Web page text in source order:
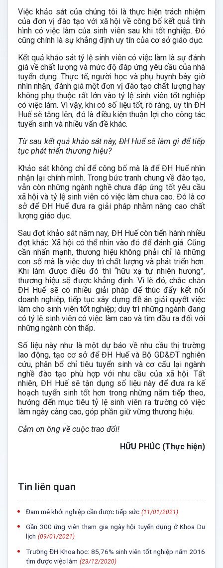
Việc khảo sát của chúng tôi là thực hiện trách nhiệm
của đơn vị đào tạo với xã hội về công bố kết quả tình
hình có việc làm của sinh viên sau khi tốt nghiệp. Đó
cũng chính là sự khẳng định uy tín của cơ sở giáo dục.
Kết quả khảo sát tỷ lệ sinh viên có việc làm là sự đánh
giá về chất lượng và mức độ đáp ứng yêu cầu của nhà
tuyển dụng. Thực tế, người học và phụ huynh bây giờ
nhìn nhận, đánh giá một đơn vị đào tạo chất lượng hay
không phụ thuộc rất lớn vào tỷ lệ sinh viên tốt nghiệp
có việc làm. Vì vậy, khi có số liệu tốt, rõ ràng, uy tín ĐH
Huế sẽ tăng lên, đó là điều kiện thuận lợi cho công tác
tuyển sinh và nhiều vấn đề khác.
Từ sau kết quả khảo sát này, ĐH Huế sẽ làm gì để tiếp
tục phát triển thương hiệu?
Khảo sát không chỉ để công bố mà là để ĐH Huế nhìn
nhận lại chính mình. Trong bức tranh chung về đào tạo,
vẫn còn những ngành nghề chưa đáp ứng tốt yêu cầu
xã hội và tỷ lệ sinh viên có việc làm chưa cao. Đó là cơ
sở để ĐH Huế đưa ra giải pháp nhằm nâng cao chất
lượng giáo dục.
Sau đợt khảo sát năm nay, ĐH Huế còn tiến hành nhiều
đợt khác. Xã hội có thể nhìn vào đó để đánh giá. Cũng
cần nhấn mạnh, thương hiệu không phải chỉ là những
con số mà là việc duy trì chất lượng và phát triển hơn.
Khi làm được điều đó thì “hữu xạ tự nhiên hương”,
thương hiệu sẽ được khẳng định. Vì lẽ đó, chắc chắn
ĐH Huế sẽ có nhiều giải pháp để thúc đẩy kết nối
doanh nghiệp, tiếp tục xây dựng đề án giải quyết việc
làm cho sinh viên tốt nghiệp; duy trì những ngành đang
có tỷ lệ sinh viên có việc làm cao và tìm đầu ra đối với
những ngành còn thấp.
Số liệu này như là một dự báo về nhu cầu thị trường
lao động, tạo cơ sở để ĐH Huế và Bộ GD&ĐT nghiên
cứu, phân bổ chỉ tiêu tuyển sinh và cơ cấu lại ngành
nghề đào tạo phù hợp với nhu cầu của xã hội. Tất
nhiên, ĐH Huế sẽ tận dụng số liệu này để đưa ra kế
hoạch tuyển sinh tốt hơn trong những năm tiếp theo,
hướng đến mục tiêu tỷ lệ sinh viên ra trường có việc
làm ngày càng cao, góp phần giữ vững thương hiệu.
Cảm ơn ông về cuộc trao đổi!
HỮU PHÚC (Thực hiện)
Tin liên quan
Đam mê khởi nghiệp cần được tiếp sức (11/01/2021)
Gần 300 ứng viên tham gia ngày hội tuyển dụng ở Khoa Du
lịch (09/01/2021)
Trường ĐH Khoa học: 85,76% sinh viên tốt nghiệp năm 2016
tìm được việc làm (23/12/2020)